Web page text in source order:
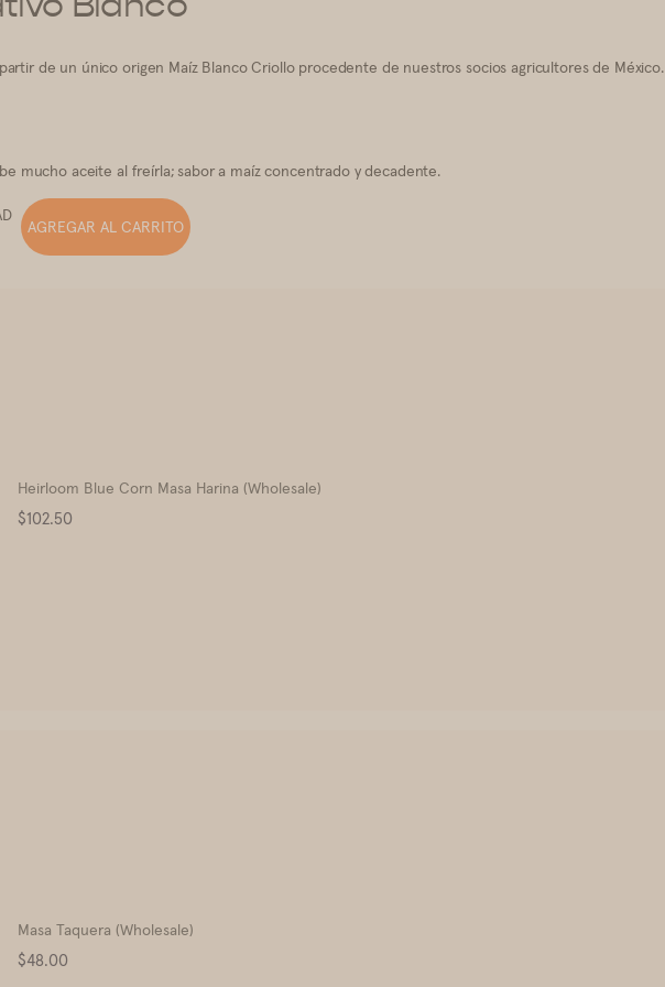
de un único origen Maíz Blanco Criollo procedente de nuestros socios agricultores de México.
mucho aceite al freírla; sabor a maíz concentrado y decadente.
AGREGAR AL CARRITO
Heirloom Blue Corn Masa Harina (Wholesale)
Price
$102.50
Masa Taquera (Wholesale)
Price
$48.00